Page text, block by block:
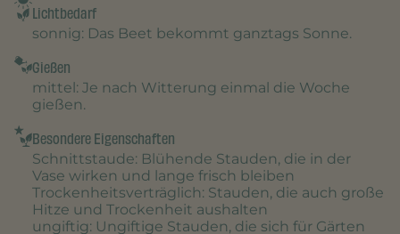
Lichtbedarf
sonnig: Das Beet bekommt ganztags Sonne.
Gießen
mittel: Je nach Witterung einmal die Woche
gießen.
Besondere Eigenschaften
Schnittstaude: Blühende Stauden, die in der
Vase wirken und lange frisch bleiben
Trockenheitsverträglich: Stauden, die auch große
Hitze und Trockenheit aushalten
ungiftig: Ungiftige Stauden, die sich für Gärten